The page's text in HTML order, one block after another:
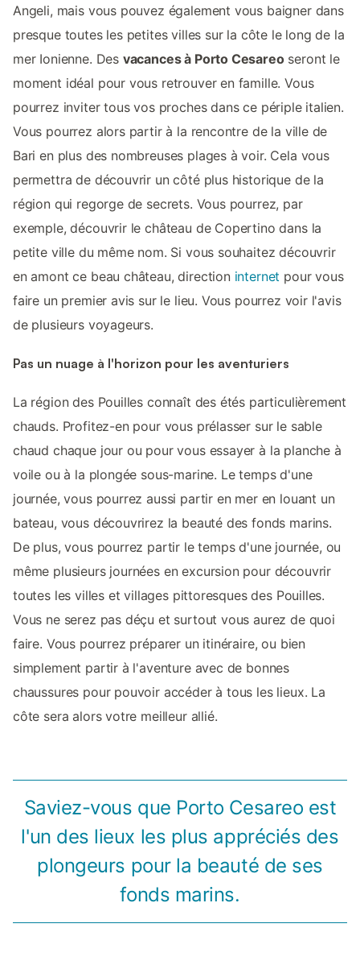
Angeli, mais vous pouvez également vous baigner dans
presque toutes les petites villes sur la côte le long de la
mer Ionienne. Des vacances à Porto Cesareoseront le
moment idéal pour vous retrouver en famille. Vous
pourrez inviter tous vos proches dans ce périple italien.
Vous pourrez alors partir à la rencontre de la ville de
Bari en plus des nombreuses plages à voir. Cela vous
permettra de découvrir un côté plus historique de la
région qui regorge de secrets. Vous pourrez, par
exemple, découvrir le château de Copertino dans la
petite ville du même nom. Si vous souhaitez découvrir
en amont ce beau château, direction internet pour vous
faire un premier avis sur le lieu. Vous pourrez voir l'avis
de plusieurs voyageurs.
Pas un nuage à l'horizon pour les aventuriers
La région des Pouilles connaît des étés particulièrement
chauds. Profitez-en pour vous prélasser sur le sable
chaud chaque jour ou pour vous essayer à la planche à
voile ou à la plongée sous-marine. Le temps d'une
journée, vous pourrez aussi partir en mer en louant un
bateau, vous découvrirez la beauté des fonds marins.
De plus, vous pourrez partir le temps d'une journée, ou
même plusieurs journées en excursion pour découvrir
toutes les villes et villages pittoresques des Pouilles.
Vous ne serez pas déçu et surtout vous aurez de quoi
faire. Vous pourrez préparer un itinéraire, ou bien
simplement partir à l'aventure avec de bonnes
chaussures pour pouvoir accéder à tous les lieux. La
côte sera alors votre meilleur allié.
Saviez-vous que Porto Cesareo est
l'un des lieux les plus appréciés des
plongeurs pour la beauté de ses
fonds marins.